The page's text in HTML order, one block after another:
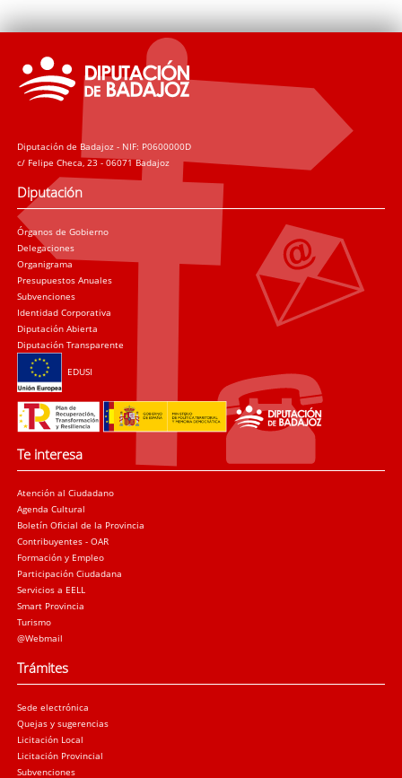
Diputación de Badajoz - NIF: P0600000D
c/ Felipe Checa, 23 - 06071 Badajoz
Diputación
Órganos de Gobierno
Delegaciones
Organigrama
Presupuestos Anuales
Subvenciones
Identidad Corporativa
Diputación Abierta
Diputación Transparente
EDUSI
Te interesa
Atención al Ciudadano
Agenda Cultural
Boletín Oficial de la Provincia
Contribuyentes - OAR
Formación y Empleo
Participación Ciudadana
Servicios a EELL
Smart Provincia
Turismo
@Webmail
Trámites
Sede electrónica
Quejas y sugerencias
Licitación Local
Licitación Provincial
Subvenciones